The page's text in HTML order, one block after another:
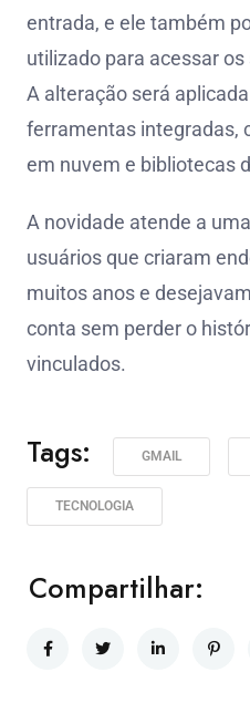
entrada, e ele também
utilizado para acessar
A alteração será
ferramentas integradas,
em nuvem e bibliotecas
A novidade atende a
usuários que criaram
muitos anos e
conta sem perder o
vinculados.
Tags: GMAIL
TECNOLOGIA
Compartilhar: